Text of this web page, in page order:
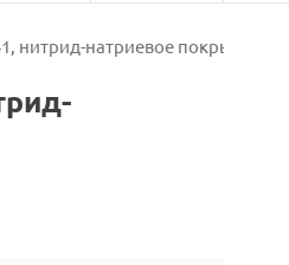
нитрид-натриевое покрытие,